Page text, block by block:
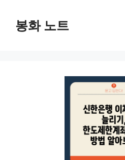
봉화 노트